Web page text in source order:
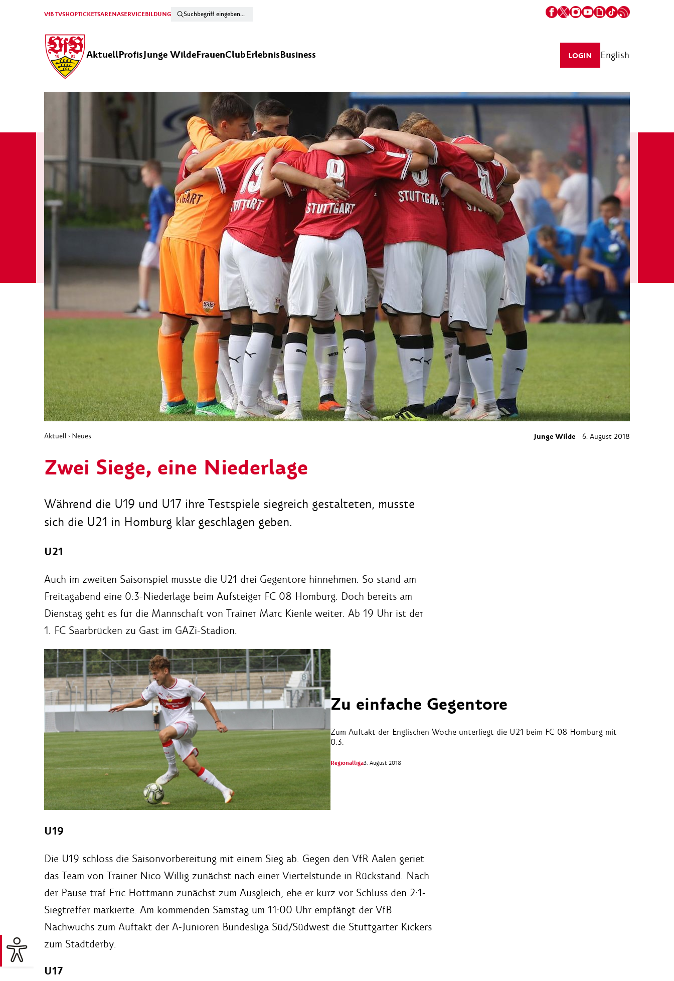
VfB TVSHOPTICKETSARENASERVICEBILDUNG
AktuellProfisJunge WildeFrauenClubErlebnisBusiness LOGIN English
Aktuell › Neues Junge Wilde 6. August 2018
Zwei Siege, eine Niederlage
Während die U19 und U17 ihre Testspiele siegreich gestalteten, musste
sich die U21 in Homburg klar geschlagen geben.
U21
Auch im zweiten Saisonspiel musste die U21 drei Gegentore hinnehmen. So stand am
Freitagabend eine 0:3-Niederlage beim Aufsteiger FC 08 Homburg. Doch bereits am
Dienstag geht es für die Mannschaft von Trainer Marc Kienle weiter. Ab 19 Uhr ist der
1. FC Saarbrücken zu Gast im GAZi-Stadion.
Zu einfache Gegentore
Zum Auftakt der Englischen Woche unterliegt die U21 beim FC 08 Homburg mit
0:3.
Regionalliga3. August 2018
U19
Die U19 schloss die Saisonvorbereitung mit einem Sieg ab. Gegen den VfR Aalen geriet
das Team von Trainer Nico Willig zunächst nach einer Viertelstunde in Rückstand. Nach
der Pause traf Eric Hottmann zunächst zum Ausgleich, ehe er kurz vor Schluss den 2:1-
Siegtreffer markierte. Am kommenden Samstag um 11:00 Uhr empfängt der VfB
Nachwuchs zum Auftakt der A-Junioren Bundesliga Süd/Südwest die Stuttgarter Kickers
zum Stadtderby.
U17